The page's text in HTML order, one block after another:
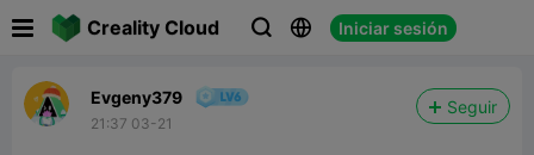
Creality Cloud   Iniciar sesión
Evgeny379
21:37 03-21
Seguir